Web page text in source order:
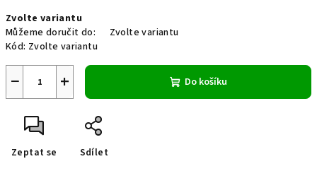
cena:
Zvolte variantu
Můžeme doručit do:
Zvolte variantu
Kód: Zvolte variantu
+
− Do košíku
Zeptat se Sdílet